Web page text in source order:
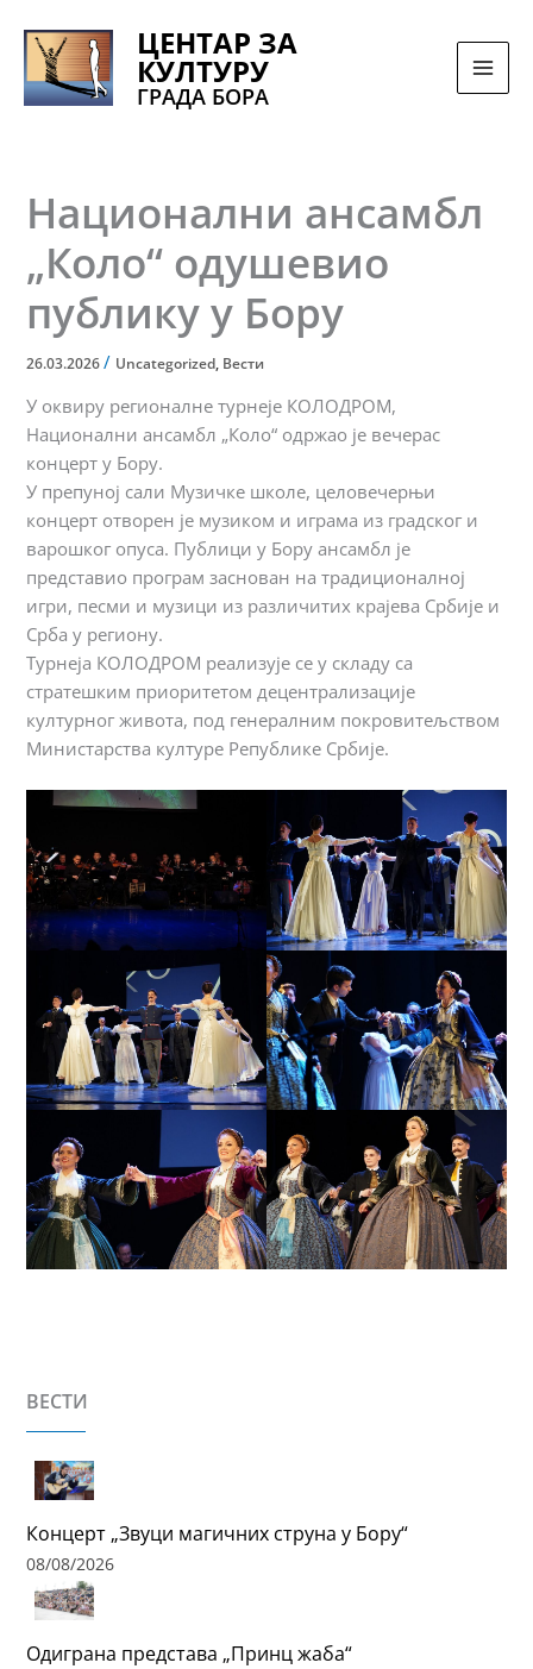
sadržaj
ЦЕНТАР ЗА
КУЛТУРУ
ГРАДА БОРА
Национални ансамбл
„Коло“ одушевио
публику у Бору
26.03.2026/ Uncategorized Вести
У оквиру регионалне турнеје КОЛОДРОМ,
Национални ансамбл „Коло“ одржао је вечерас
концерт у Бору.
У препуној сали Музичке школе, целовечерњи
концерт отворен је музиком и играма из градског и
варошког опуса. Публици у Бору ансамбл је
представио програм заснован на традиционалној
игри, песми и музици из различитих крајева Србије и
Срба у региону.
Турнеја КОЛОДРОМ реализује се у складу са
стратешким приоритетом децентрализације
културног живота, под генералним покровитељством
Министарства културе Републике Србије.
ВЕСТИ
Концерт „Звуци магичних струна у Бору“
08/08/2026
Одиграна представа „Принц жаба“